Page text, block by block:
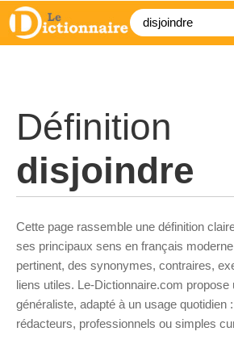
Définition
disjoindre
Cette page rassemble une définition
ses principaux sens en français
pertinent, des synonymes, contraires,
liens utiles. Le-Dictionnaire.com propose
généraliste, adapté à un usage quotidien
rédacteurs, professionnels ou simples